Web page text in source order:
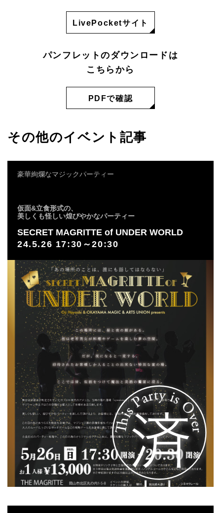
LivePocketサイト
パンフレットのダウンロードは
こちらから
PDFで確認
その他のイベント記事
豪華絢爛なマジックパーティー
仮面&立食形式の、
美しくも怪しい煌びやかなパーティー
SECRET MAGRITTE of UNDER WORLD
24.5.26 17:30～20:30